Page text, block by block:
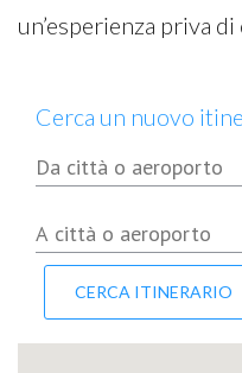
un’esperienza priva
Cerca un nuovo